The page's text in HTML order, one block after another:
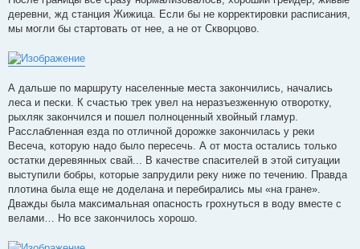
деревни, жд станция Жижица. Если бы не корректировки расписания,
мы могли бы стартовать от нее, а не от Скворцово.
А дальше по маршруту населенные места закончились, начались
леса и пески. К счастью трек увел на неразъезженную отворотку,
рыхляк закончился и пошел полноценный хвойный гламур.
Расслабленная езда по отличной дорожке закончилась у реки
Весеча, которую надо было пересечь. А от моста остались только
остатки деревянных свай... В качестве спасителей в этой ситуации
выступили бобры, которые запрудили реку ниже по течению. Правда
плотина была еще не доделана и перебирались мы «на гране».
Дважды была максимальная опасность грохнуться в воду вместе с
велами… Но все закончилось хорошо.